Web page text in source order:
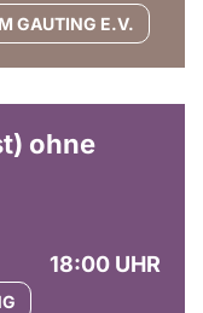
GAUTING E.V.
ohne
18:00 UHR